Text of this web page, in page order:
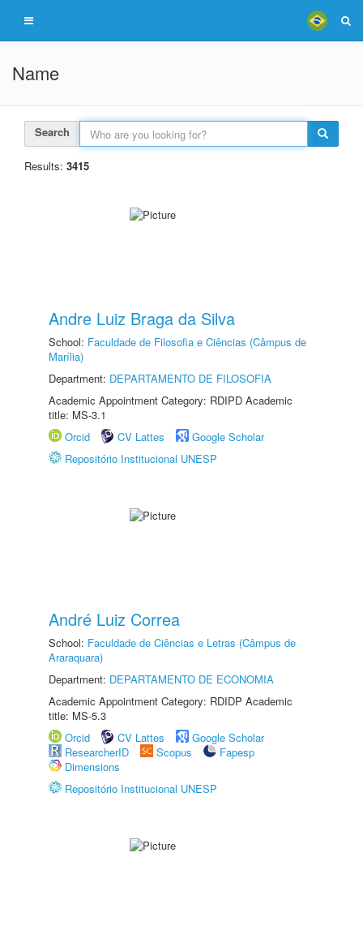
Name
Search
Results: 3415
Andre Luiz Braga da Silva
School: Faculdade de Filosofia e Ciências (Câmpus de
Marília)
Department: DEPARTAMENTO DE FILOSOFIA
Academic Appointment Category: RDIPD Academic
title: MS-3.1
Orcid
CV Lattes
Google Scholar
Repositório Institucional UNESP
André Luiz Correa
School: Faculdade de Ciências e Letras (Câmpus de
Araraquara)
Department: DEPARTAMENTO DE ECONOMIA
Academic Appointment Category: RDIDP Academic
title: MS-5.3
Orcid
CV Lattes
Google Scholar
ResearcherID
Scopus
Fapesp
Dimensions
Repositório Institucional UNESP